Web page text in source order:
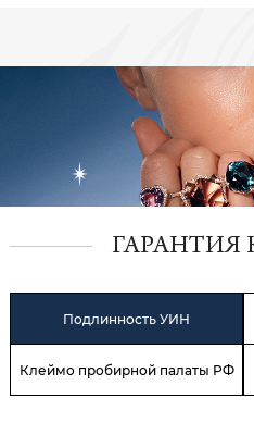
ГАРАНТИЯ
Подлинность УИН
Клеймо пробирной палаты РФ